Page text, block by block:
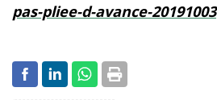
pas-pliee-d-avance-20191003